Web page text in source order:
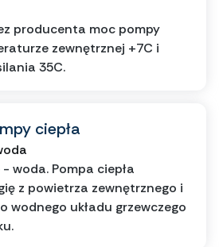
producenta moc pompy
zewnętrznej +7C i
35C.
ciepła
woda. Pompa ciepła
z powietrza zewnętrznego i
wodnego układu grzewczego